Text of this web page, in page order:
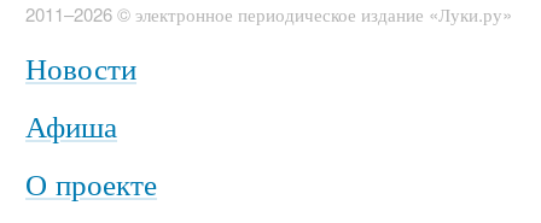
2011–2026 © электронное периодическое издание «Луки.ру»
Новости
Афиша
О проекте